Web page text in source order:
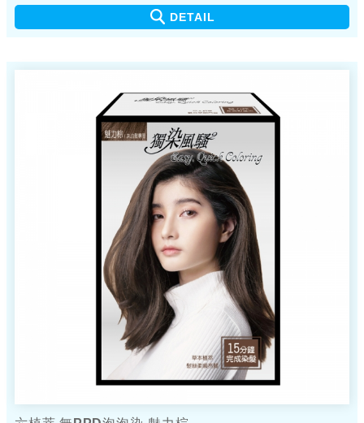
■ 新配方，添加植萃草本精華
■ 產品不易嗆鼻、不易刺眼
DETAIL